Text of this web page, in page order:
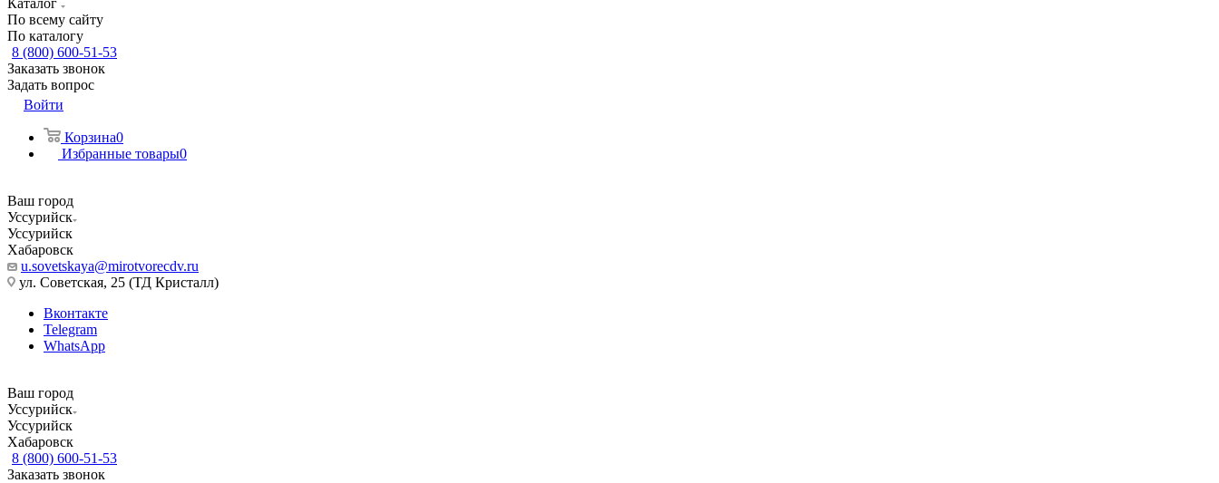
Каталог
По всему сайту
По каталогу
8 (800) 600-51-53
Заказать звонок
Задать вопрос
Войти
Корзина0
Избранные товары0
Ваш город
Уссурийск
Уссурийск
Хабаровск
u.sovetskaya@mirotvorecdv.ru
ул. Советская, 25 (ТД Кристалл)
Вконтакте
Telegram
WhatsApp
Ваш город
Уссурийск
Уссурийск
Хабаровск
8 (800) 600-51-53
Заказать звонок